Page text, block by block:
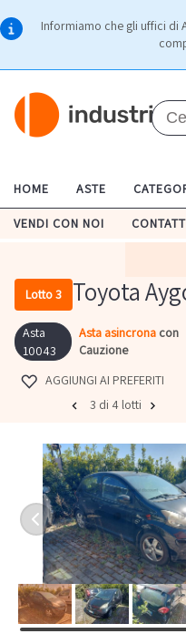
Informiamo che gli uffici di
HOME ASTE
VENDI CON NOI
Lotto 3 Toyota
Asta
10043
Asta asincrona con
Cauzione
AGGIUNGI AI PREFERITI
3 di 4 lotti